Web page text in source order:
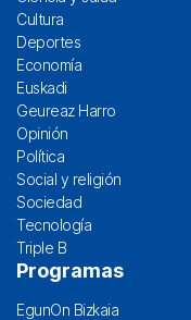
Cultura
Deportes
Economía
Euskadi
Geureaz Harro
Opinión
Política
Social y religión
Sociedad
Tecnología
Triple B
Programas
EgunOn Bizkaia